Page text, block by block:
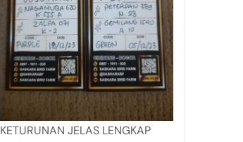
KETURUNAN JELAS LENGKAP